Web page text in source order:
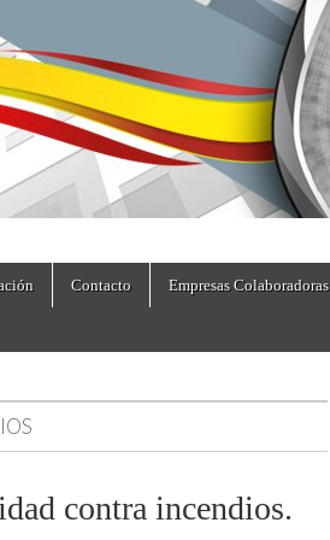
Contacto Empresas Colaboradoras
contra incendios.